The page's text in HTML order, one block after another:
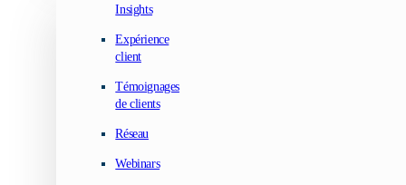
Insights
Expérience
client
Témoignages
de clients
Réseau
Webinars